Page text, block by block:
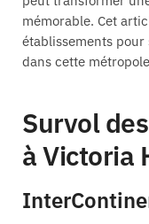
mémorable. Cet
établissements pour
dans cette
Survol
à Victoria